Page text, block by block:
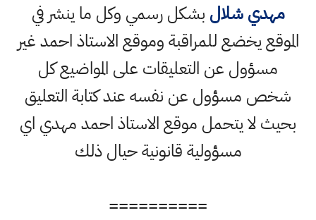
مهدي شلال بشكل رسمي وكل ما ينشر في
الموقع يخضع للمراقبة وموقع الاستاذ احمد غير
مسؤول عن التعليقات على المواضيع كل
شخص مسؤول عن نفسه عند كتابة التعليق
بحيث لا يتحمل موقع الاستاذ احمد مهدي اي
مسؤولية قانونية حيال ذلك
==========